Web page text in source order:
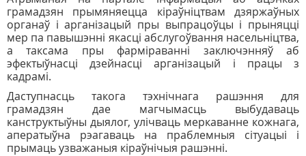
грамадзян прымяняецца кіраўніцтвам дзяржаўных
органаў і арганізацый пры выпрацоўцы і прыняцці
мер па павышэнні якасці абслугоўвання насельніцтва,
а таксама пры фарміраванні заключэнняў аб
эфектыўнасці дзейнасці арганізацый і працы з
кадрамі.
Даступнасць такога тэхнічнага рашэння для
грамадзян дае магчымасць выбудаваць
канструктыўны дыялог, улічваць меркаванне кожнага,
аператыўна рэагаваць на праблемныя сітуацыі і
прымаць узважаныя кіраўнічыя рашэнні.